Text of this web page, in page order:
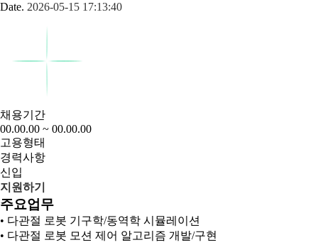
Date. 2026-05-15 17:13:40
채용기간
00.00.00 ~ 00.00.00
고용형태
경력사항
신입
지원하기
주요업무
• 다관절 로봇 기구학/동역학 시뮬레이션
• 다관절 로봇 모션 제어 알고리즘 개발/구현